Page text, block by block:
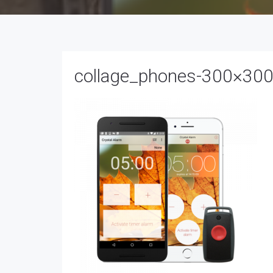
collage_phones-300×300